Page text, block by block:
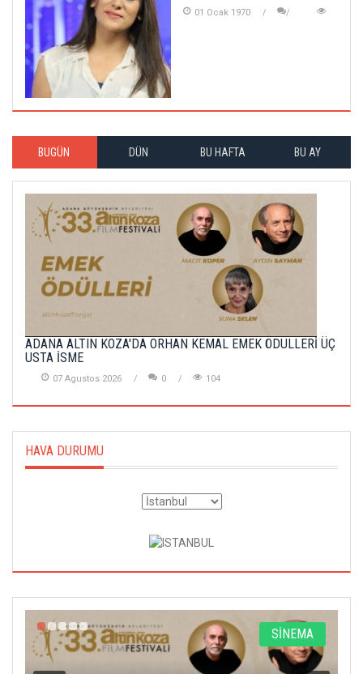
01 Ocak 1970
BUGÜN DÜN BU HAFTA BU AY
ADANA ALTIN KOZA'DA ORHAN KEMAL EMEK ÖDÜLLERİ ÜÇ
USTA İSME
07 Agustos 2026 0 104
HAVA DURUMU
SİNEMA